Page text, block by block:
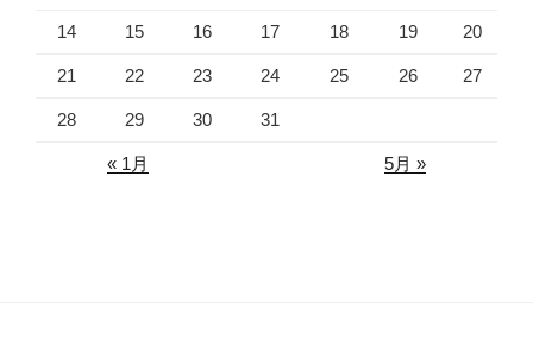
14 15 16 17 18 19 20
21 22 23 24 25 26 27
28 29 30 31
« 1月 5月 »